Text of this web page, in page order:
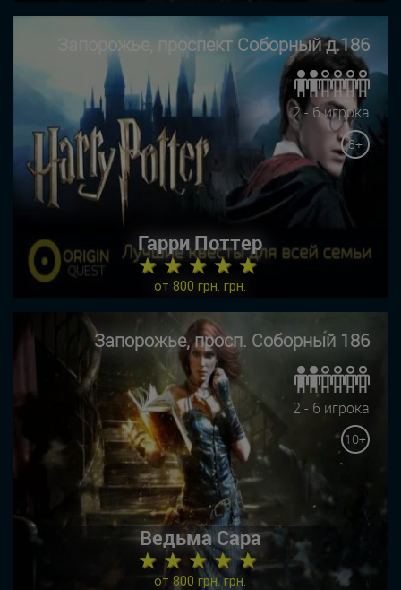
Запорожье, проспект Соборный д.186
2 - 6 игрока
8+
Гарри Поттер
★ ★ ★ ★ ★
от 800 грн. грн.
Запорожье, просп. Соборный 186
2 - 6 игрока
10+
Ведьма Сара
★ ★ ★ ★ ★
от 800 грн. грн.